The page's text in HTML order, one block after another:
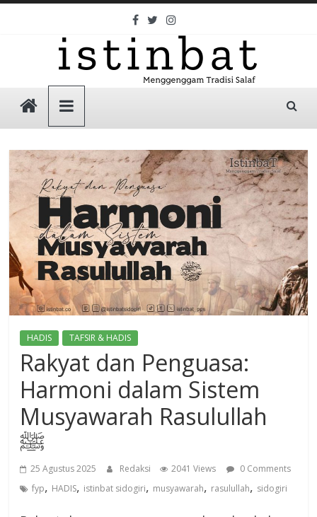
Skip
Istinbat
Menggenggam
Tradisi
Salaf
HADIS TAFSIR & HADIS
Rakyat dan Penguasa:
Harmoni dalam Sistem
Musyawarah Rasulullah
ﷺ
25 Agustus 2025 Redaksi 2041 Views
0 Comments
fyp, HADIS, istinbat sidogiri, musyawarah, rasulullah, sidogiri